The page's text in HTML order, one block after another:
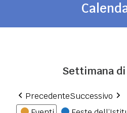
Settimana
PrecedenteSuccessivo